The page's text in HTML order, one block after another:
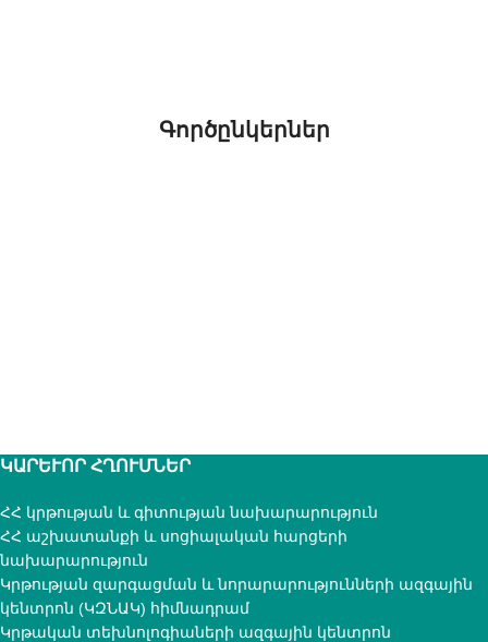
Գործընկերներ
ԿԱՐԵՒՈՐ ՀՂՈՒՄՆԵՐ
ՀՀ կրթության և գիտության նախարարություն
ՀՀ աշխատանքի և սոցիալական հարցերի
նախարարություն
Կրթության զարգացման և նորարարությունների ազգային
կենտրոն (ԿԶՆԱԿ) հիմնադրամ
Կրթական տեխնոլոգիաների ազգային կենտրոն